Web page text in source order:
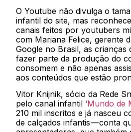
O Youtube não divulga o
infantil do site, mas
canais feitos por youtubers
com Mariana Felice, gerente
Google no Brasil, as crianças
fazer parte da produção do
consomem e não apenas
aos conteúdos que estão
Vitor Knijnik, sócio da Rede
pelo canal infantil ‘Mundo de
210 mil inscritos e já nasceu
de calçados infantis — conta